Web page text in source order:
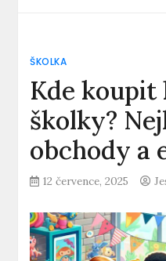
ŠKOLKA
Kde koupit
školky?
obchody a
12 července, 2025